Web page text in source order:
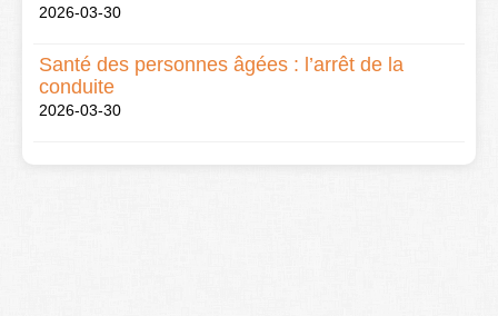
2026-03-30
Santé des personnes âgées : l’arrêt de la
conduite
2026-03-30